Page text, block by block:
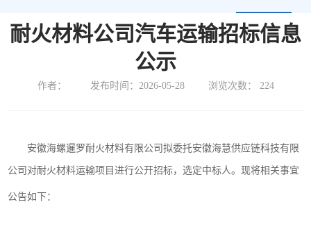
耐火材料公司汽车运输招标信息
公示
作者： 发布时间：2026-05-28 浏览次数： 224
安徽海螺暹罗耐火材料有限公司拟委托安徽海慧供应链科技有限
公司 对耐火材料运输项目进行公开招标，选定中标人。现将相关事宜
公告如下：